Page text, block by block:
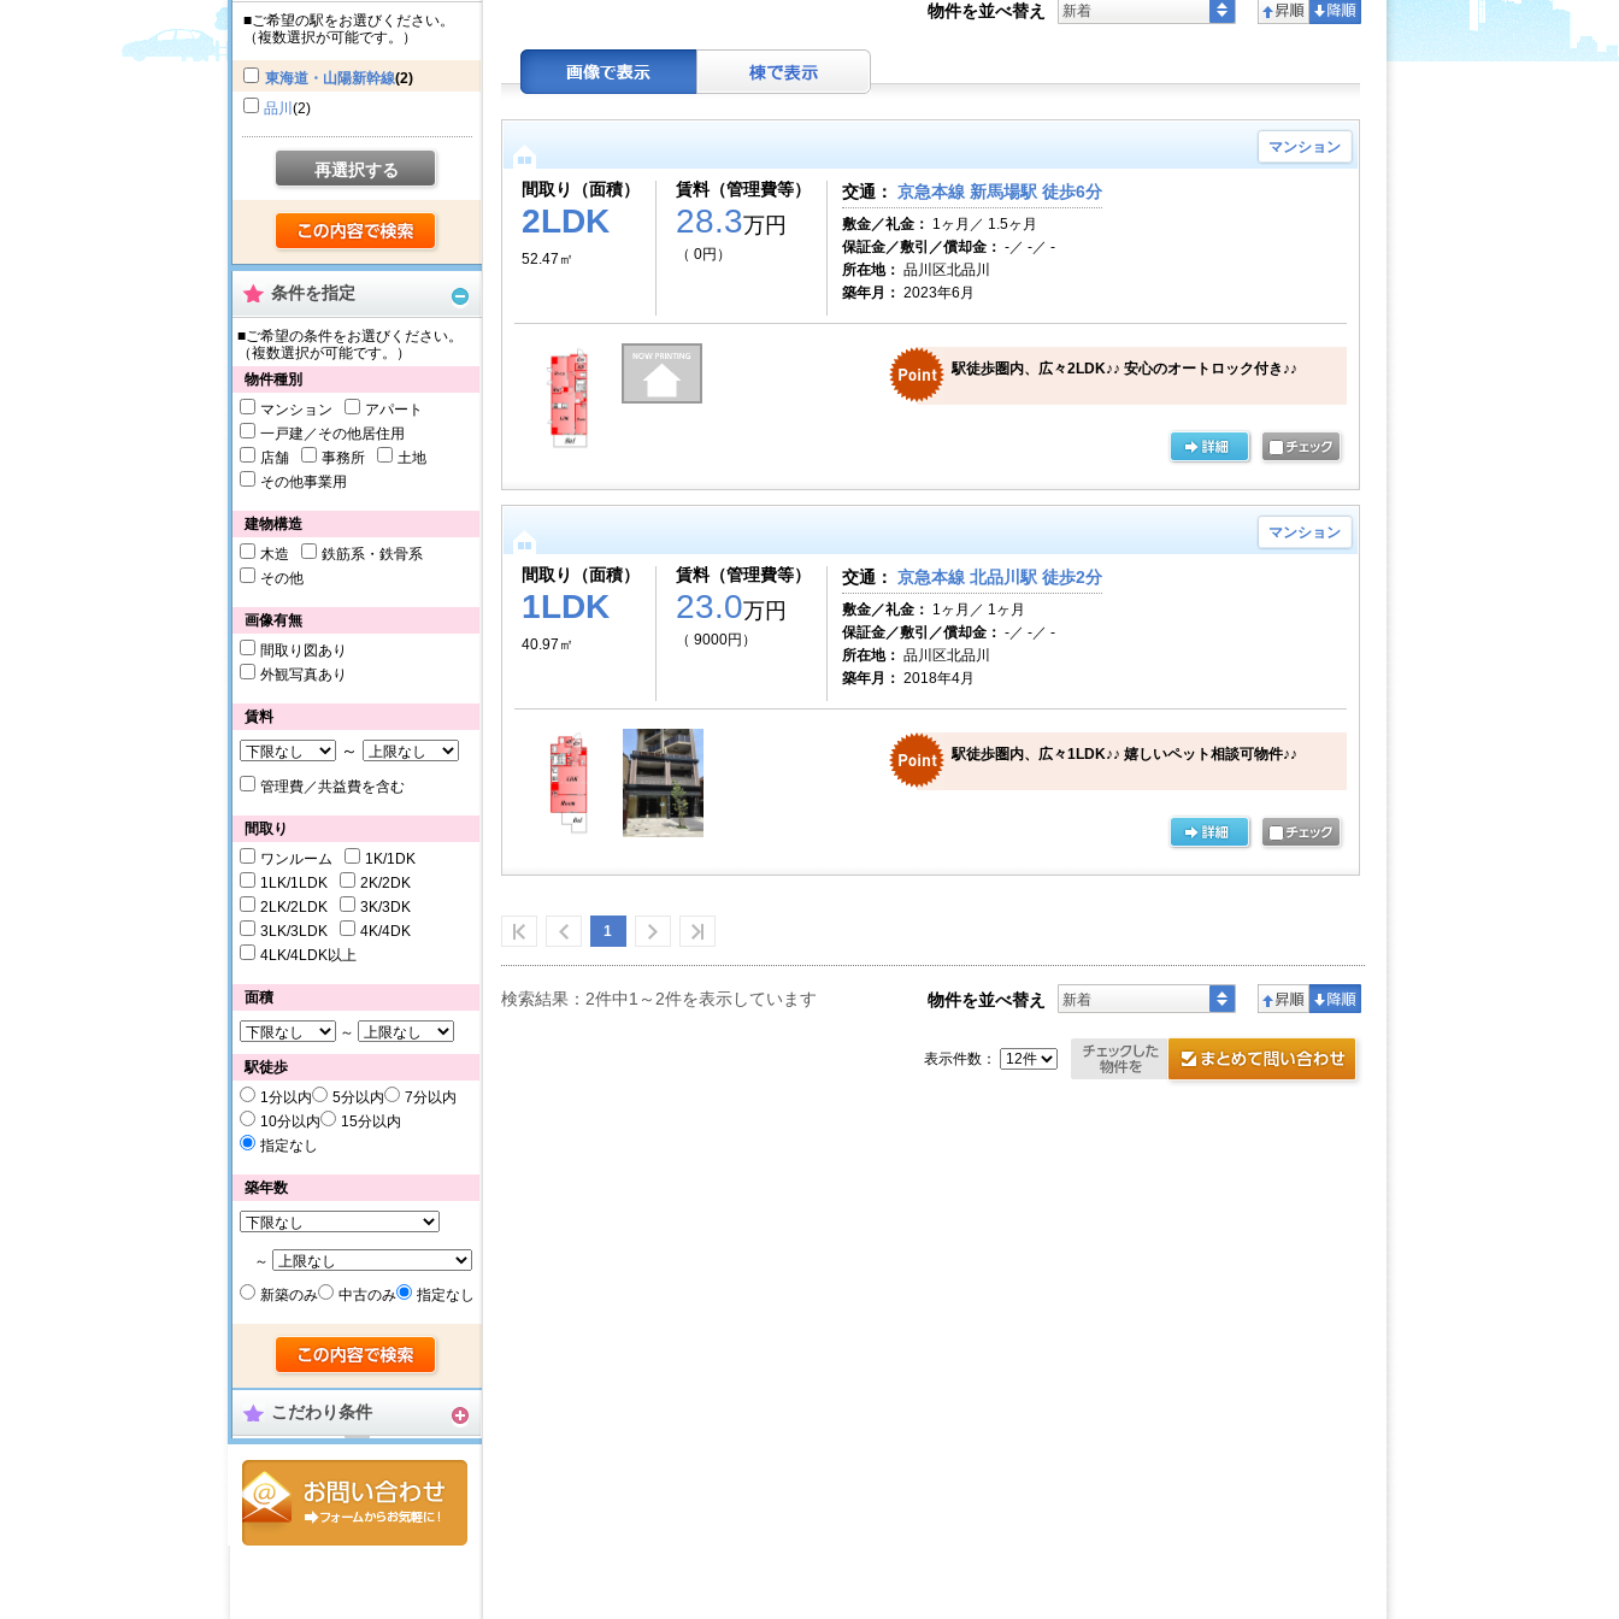
■ご希望の駅をお選びください。
（複数選択が可能です。）
東海道・山陽新幹線(2)
品川 (2)
再選択する
条件を指定
■ご希望の条件をお選びください。
（複数選択が可能です。）
物件種別
マンション
アパート
一戸建／その他居住用
店舗
事務所
土地
その他事業用
建物構造
木造
鉄筋系・鉄骨系
その他
画像有無
間取り図あり
外観写真あり
賃料
～
管理費／共益費を含む
間取り
ワンルーム
1K/1DK
1LK/1LDK
2K/2DK
2LK/2LDK
3K/3DK
3LK/3LDK
4K/4DK
4LK/4LDK以上
面積
～
駅徒歩
1分以内
5分以内
7分以内
10分以内
15分以内
指定なし
築年数
～
新築のみ
中古のみ 指定なし
こだわり条件
物件を並べ替え 新着
マンション
間取り（面積）
2LDK
52.47㎡
賃料（管理費等）
28.3万円
（ 0円）
交通： 京急本線 新馬場駅 徒歩6分
敷金／礼金： 1ヶ月／ 1.5ヶ月
保証金／敷引／償却金： -／ -／ -
所在地： 品川区北品川
築年月： 2023年6月
駅徒歩圏内、広々2LDK♪♪ 安心のオートロック付き♪♪
マンション
間取り（面積）
1LDK
40.97㎡
賃料（管理費等）
23.0万円
（ 9000円）
交通： 京急本線 北品川駅 徒歩2分
敷金／礼金： 1ヶ月／ 1ヶ月
保証金／敷引／償却金： -／ -／ -
所在地： 品川区北品川
築年月： 2018年4月
駅徒歩圏内、広々1LDK♪♪ 嬉しいペット相談可物件♪♪
物件を並べ替え 新着
1
表示件数：
検索結果：2件中1～2件を表示しています